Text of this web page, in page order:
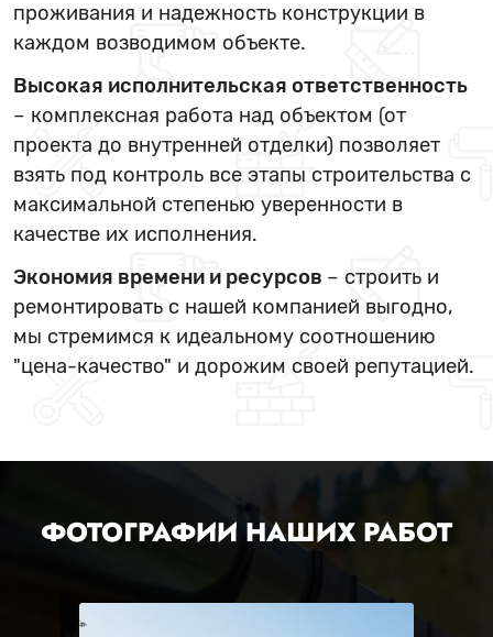
проживания и надежность конструкции в
каждом возводимом объекте.
Высокая исполнительская ответственность
– комплексная работа над объектом (от
проекта до внутренней отделки) позволяет
взять под контроль все этапы строительства с
максимальной степенью уверенности в
качестве их исполнения.
Экономия времени и ресурсов – строить и
ремонтировать с нашей компанией выгодно,
мы стремимся к идеальному соотношению
"цена-качество" и дорожим своей репутацией.
ФОТОГРАФИИ НАШИХ РАБОТ